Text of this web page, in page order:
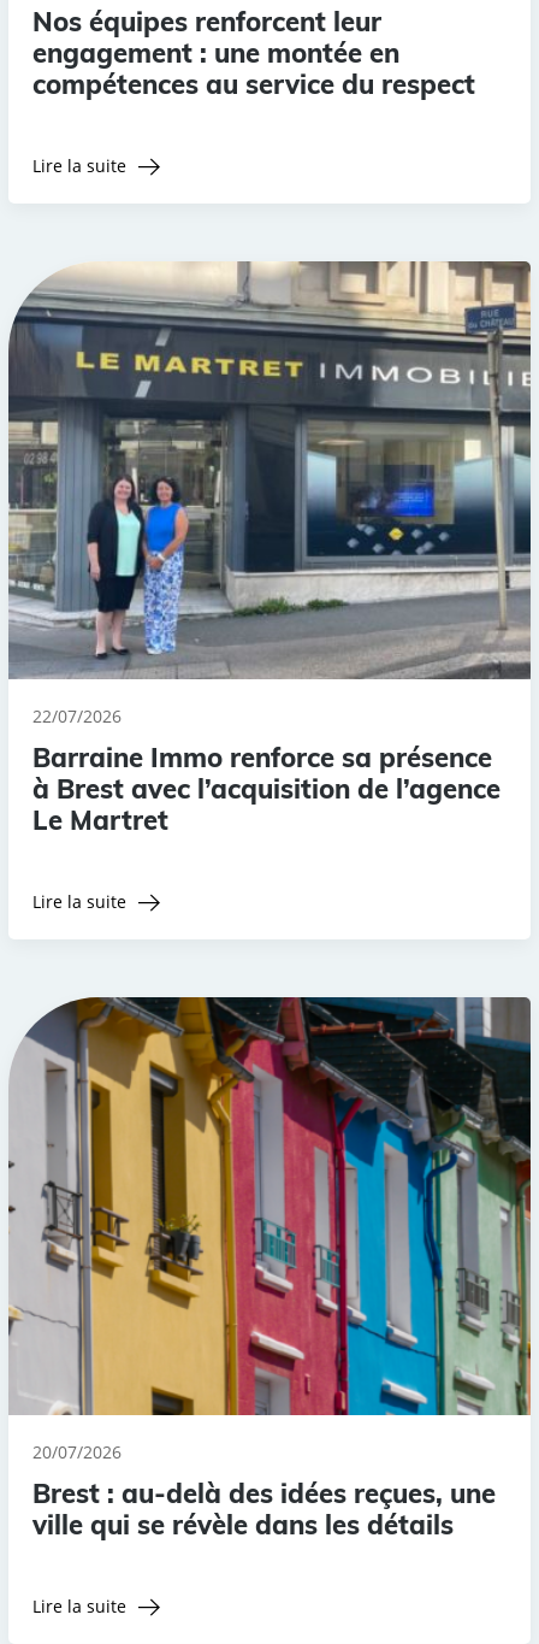
Nos équipes renforcent leur
engagement : une montée en
compétences au service du respect
Lire la suite
22/07/2026
Barraine Immo renforce sa présence
à Brest avec l’acquisition de l’agence
Le Martret
Lire la suite
20/07/2026
Brest : au-delà des idées reçues, une
ville qui se révèle dans les détails
Lire la suite